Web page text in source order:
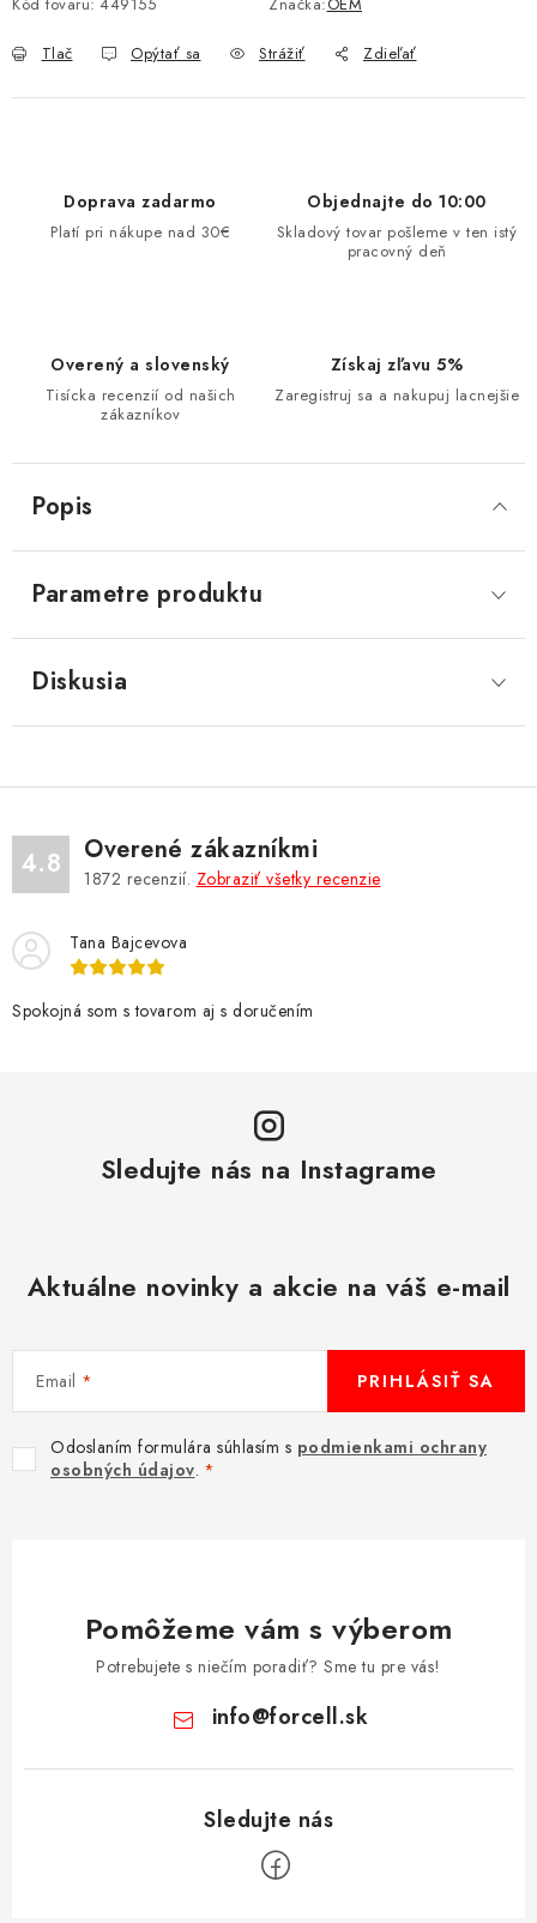
Doprava a platba Ako nakupovať
Obchodné podmienky
Podmienky ochrany osobných údajov
Reklamácia Kontakty
Tlač Opýtať sa Strážiť Zdieľať
Doprava zadarmo
Platí pri nákupe nad 30€
Objednajte do 10:00
Skladový tovar pošleme v ten istý
pracovný deň
Overený a slovenský
Tisícka recenzií od našich
zákazníkov
Získaj zľavu 5%
Zaregistruj sa a nakupuj lacnejšie
Popis
Parametre produktu
Diskusia
4.8 Overené zákazníkmi
1872 recenzií. Zobraziť všetky recenzie
Tana Bajcevova
Spokojná som s tovarom aj s doručením
Sledujte nás na Instagrame
Aktuálne novinky a akcie na váš e-mail
Email
Odoslaním formulára súhlasím s podmienkami ochrany
osobných údajov.
PRIHLÁSIŤ SA
Pomôžeme vám s výberom
Potrebujete s niečím poradiť? Sme tu pre vás!
info@forcell.sk